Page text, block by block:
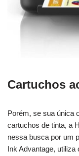
Cartuchos
Porém, se sua única
cartuchos de tinta, a
nessa busca por um
Ink Advantage,